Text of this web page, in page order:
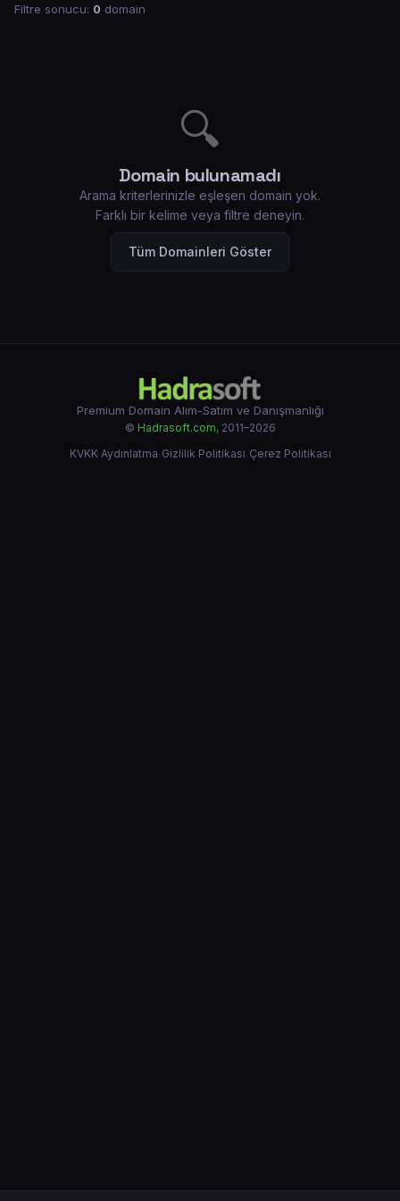
Filtre sonucu: 0 domain
🔍
Domain bulunamadı
Arama kriterlerinizle eşleşen domain yok.
Farklı bir kelime veya filtre deneyin.
Tüm Domainleri Göster
Premium Domain Alım-Satım ve Danışmanlığı
© Hadrasoft.com, 2011–2026
KVKK Aydınlatma·Gizlilik Politikası·Çerez Politikası